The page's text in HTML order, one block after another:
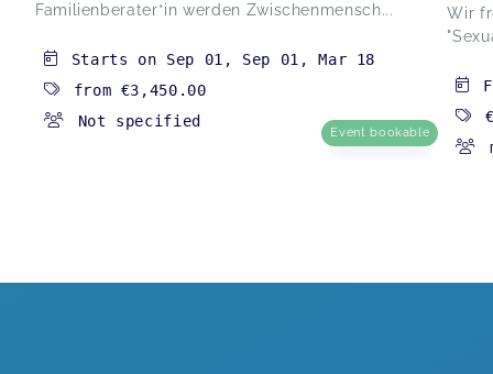
Familienberater*in werden Zwischenmensch...
Starts on Sep 01 , Sep 01 ,Mar 18
from €3,450.00
Not specified
Event bookable
Wir